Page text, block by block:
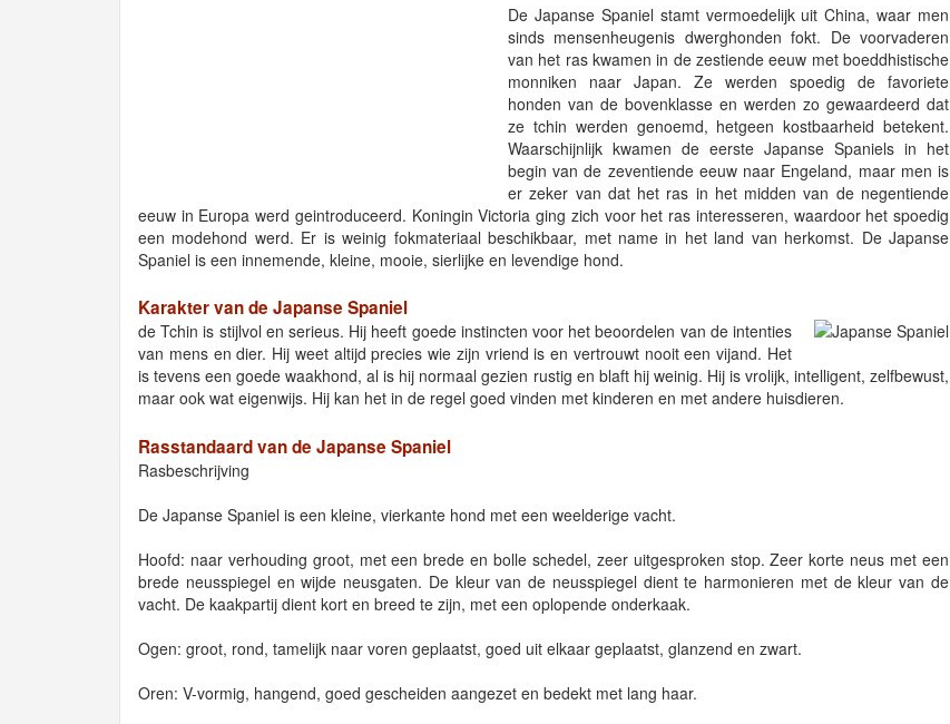
De Japanse Spaniel stamt vermoedelijk uit China, waar men
sinds mensenheugenis dwerghonden fokt. De voorvaderen
van het ras kwamen in de zestiende eeuw met boeddhistische
monniken naar Japan. Ze werden spoedig de favoriete
honden van de bovenklasse en werden zo gewaardeerd dat
ze tchin werden genoemd, hetgeen kostbaarheid betekent.
Waarschijnlijk kwamen de eerste Japanse Spaniels in het
begin van de zeventiende eeuw naar Engeland, maar men is
er zeker van dat het ras in het midden van de negentiende
eeuw in Europa werd geintroduceerd. Koningin Victoria ging zich voor het ras interesseren, waardoor het spoedig
een modehond werd. Er is weinig fokmateriaal beschikbaar, met name in het land van herkomst. De Japanse
Spaniel is een innemende, kleine, mooie, sierlijke en levendige hond.
Karakter van de Japanse Spaniel
de Tchin is stijlvol en serieus. Hij heeft goede instincten voor het beoordelen van de intenties
van mens en dier. Hij weet altijd precies wie zijn vriend is en vertrouwt nooit een vijand. Het
is tevens een goede waakhond, al is hij normaal gezien rustig en blaft hij weinig. Hij is vrolijk, intelligent, zelfbewust,
maar ook wat eigenwijs. Hij kan het in de regel goed vinden met kinderen en met andere huisdieren.
Rasstandaard van de Japanse Spaniel
Rasbeschrijving
De Japanse Spaniel is een kleine, vierkante hond met een weelderige vacht.
Hoofd: naar verhouding groot, met een brede en bolle schedel, zeer uitgesproken stop. Zeer korte neus met een
brede neusspiegel en wijde neusgaten. De kleur van de neusspiegel dient te harmonieren met de kleur van de
vacht. De kaakpartij dient kort en breed te zijn, met een oplopende onderkaak.
Ogen: groot, rond, tamelijk naar voren geplaatst, goed uit elkaar geplaatst, glanzend en zwart.
Oren: V-vormig, hangend, goed gescheiden aangezet en bedekt met lang haar.